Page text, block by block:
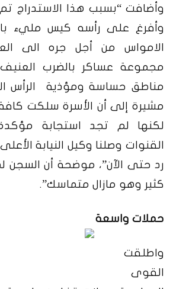
وأضافت “بسبب هذا الاستدراج
وأفرغ على رأسه كيس مليء
الامواس من أجل جره الى
مجموعة عساكر بالضرب
مناطق حساسة ومؤذية الرأس
مشيرة إلى أن الأسرة سلكت كافة
لكنها لم تجد استجابة
القنوات وصلنا وكيل النيابة
رد حتى الآن”، موضحة أن السجن
كثير وهو مازال متماسك”.
حملات واسعة
واطلقت
القوى